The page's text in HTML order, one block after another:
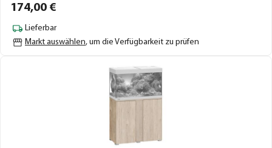
174,00 €
Lieferbar
Markt auswählen, um die Verfügbarkeit zu prüfen